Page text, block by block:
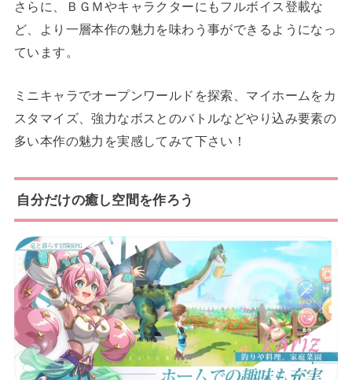
さらに、ＢＧＭやキャラクターにもフルボイス登載な
ど、より一層本作の魅力を味わう事ができるようになっ
ています。
ミニキャラでオープンワールドを探索、マイホームをカ
スタマイズ、強力なボスとのバトルなどやり込み要素の
多い本作の魅力を実感してみて下さい！
自分だけの癒し空間を作ろう